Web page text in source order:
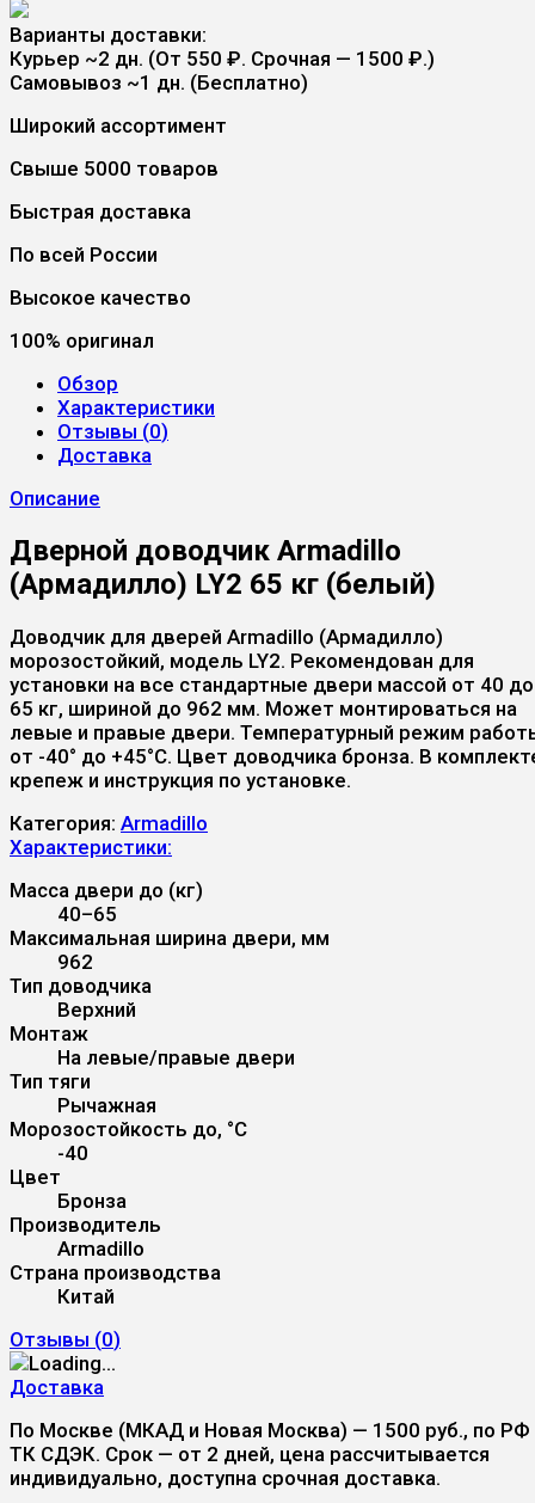
Варианты доставки:
Курьер ~2 дн. (От 550 ₽. Срочная — 1500 ₽.)
Самовывоз ~1 дн. (Бесплатно)
Широкий ассортимент
Свыше 5000 товаров
Быстрая доставка
По всей России
Высокое качество
100% оригинал
Обзор
Характеристики
Отзывы (0)
Доставка
Описание
Дверной доводчик Armadillo
(Армадилло) LY2 65 кг (белый)
Доводчик для дверей Armadillo (Армадилло)
морозостойкий, модель LY2. Рекомендован для
установки на все стандартные двери массой от 40 до
65 кг, шириной до 962 мм. Может монтироваться на
левые и правые двери. Температурный режим
от -40° до +45°С. Цвет доводчика бронза. В
крепеж и инструкция по установке.
Категория: Armadillo
Характеристики:
Масса двери до (кг)
40–65
Максимальная ширина двери, мм
962
Тип доводчика
Верхний
Монтаж
На левые/правые двери
Тип тяги
Рычажная
Морозостойкость до, °С
-40
Цвет
Бронза
Производитель
Armadillo
Страна производства
Китай
Отзывы (0)
Доставка
По Москве (МКАД и Новая Москва) — 1500 руб., по
ТК СДЭК. Срок — от 2 дней, цена рассчитывается
индивидуально, доступна срочная доставка.